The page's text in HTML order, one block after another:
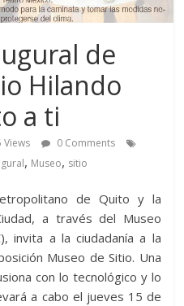
de
Hilando
a ti
Views
0 Comments
, Museo, sitio
de Quito y la
a través del Museo
invita a la ciudadanía a la
Museo de Sitio. Una
con lo tecnológico y lo
a cabo el jueves 15 de